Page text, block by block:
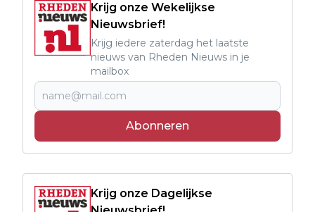
Krijg onze Wekelijkse
Nieuwsbrief!
Krijg iedere zaterdag het laatste
nieuws van Rheden Nieuws in je
mailbox
Abonneren
Krijg onze Dagelijkse